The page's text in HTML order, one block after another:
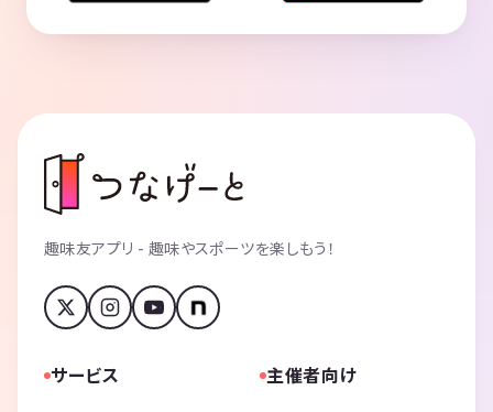
趣味友アプリ - 趣味やスポーツを楽しもう！
サービス 主催者向け